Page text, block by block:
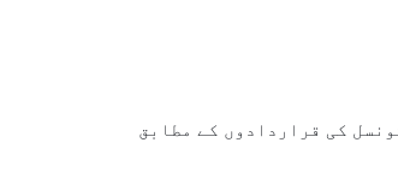
کی قراردادوں کے مطابق